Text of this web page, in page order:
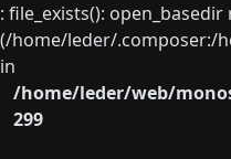
: file_exists():
(/home/leder/.composer:/
in
/home/leder/web/
299